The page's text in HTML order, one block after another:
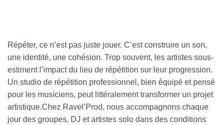
Répéter, ce n’est pas juste jouer. C’est construire un son,
une identité, une cohésion. Trop souvent, les artistes sous-
estiment l’impact du lieu de répétition sur leur progression.
Un studio de répétition professionnel, bien équipé et pensé
pour les musiciens, peut littéralement transformer un projet
artistique.Chez Ravel’Prod, nous accompagnons chaque
jour des groupes, DJ et artistes solo dans des conditions